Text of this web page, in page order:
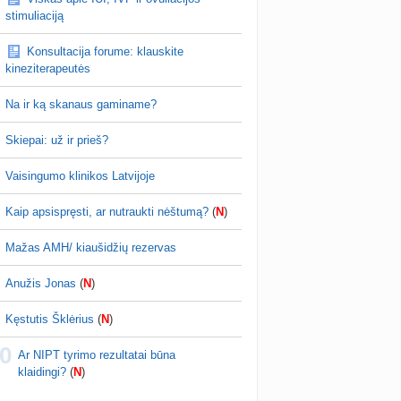
Planuojančios 2027 m. mažylius 💛
mane dabar nereguliarios... del to ir gaudziau
Uzpraeitas buvo 33d, praeitas 43d.. bet
zindau, tai del to man taip.. i…
stimuliaciją
Konsultacija forume: klauskite
kineziterapeutės
Na ir ką skanaus gaminame?
Skiepai: už ir prieš?
Vaisingumo klinikos Latvijoje
Kaip apsispręsti, ar nutraukti nėštumą? (N)
Mažas AMH/ kiaušidžių rezervas
Anužis Jonas (N)
Kęstutis Šklėrius (N)
Ar NIPT tyrimo rezultatai būna
klaidingi? (N)